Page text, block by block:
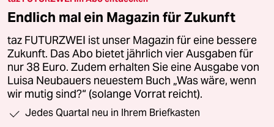
Endlich mal ein Magazin für Zukunft
taz FUTURZWEI ist unser Magazin für eine bessere
Zukunft. Das Abo bietet jährlich vier Ausgaben für
nur 38 Euro. Zudem erhalten Sie eine Ausgabe von
Luisa Neubauers neuestem Buch „Was wäre, wenn
wir mutig sind?“ (solange Vorrat reicht).
Jedes Quartal neu in Ihrem Briefkasten